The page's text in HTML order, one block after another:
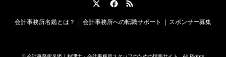
会計事務所名鑑とは？ 会計事務所への転職サポート スポンサー募集